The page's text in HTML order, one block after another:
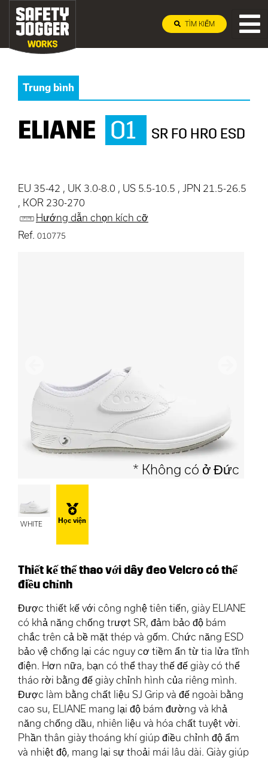
TÌM KIẾM
Trung bình
ELIANE O1 SR FO HRO ESD
EU 35-42 , UK 3.0-8.0 , US 5.5-10.5 , JPN 21.5-26.5
, KOR 230-270
Hướng dẫn chọn kích cỡ
Ref. 010775
* Không có ở Đức
WHITE Học viện
Thiết kế thể thao với dây đeo Velcro có thể
điều chỉnh
Được thiết kế với công nghệ tiên tiến, giày ELIANE
có khả năng chống trượt SR, đảm bảo độ bám
chắc trên cả bề mặt thép và gốm. Chức năng ESD
bảo vệ chống lại các nguy cơ tiềm ẩn từ tia lửa tĩnh
điện. Hơn nữa, bạn có thể thay thế đế giày có thể
tháo rời bằng đế giày chỉnh hình của riêng mình.
Được làm bằng chất liệu SJ Grip và đế ngoài bằng
cao su, ELIANE mang lại độ bám đường và khả
năng chống dầu, nhiên liệu và hóa chất tuyệt vời.
Phần thân giày thoáng khí giúp điều chỉnh độ ẩm
và nhiệt độ, mang lại sự thoải mái lâu dài. Giày giúp